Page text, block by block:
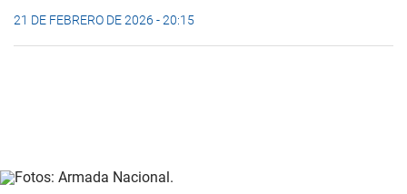
21 DE FEBRERO DE 2026 - 20:15